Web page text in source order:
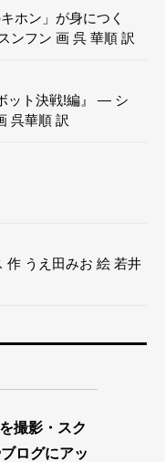
ホン」が身につく
ンフン 画 呉 華順 訳
ット決戦!編』 — シ
呉華順 訳
作 うえ田みお 絵 若井
撮影・スク
ログにアッ